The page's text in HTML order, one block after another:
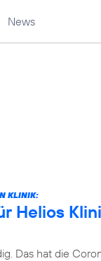
News
KLINIK:
Helios
Das hat die